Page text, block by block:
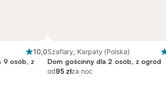
10,0
9 osób, z
Szaflary, Karpaty (Polska)
Dom gościnny dla 2 osób, z ogród
od95 złza noc